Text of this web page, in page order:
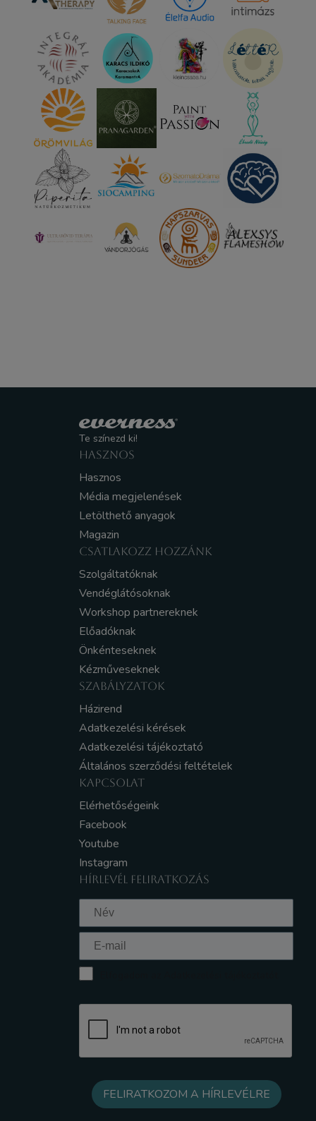
Te színezd ki!
HASZNOS
Hasznos
Média megjelenések
Letölthető anyagok
Magazin
CSATLAKOZZ HOZZÁNK
Szolgáltatóknak
Vendéglátósoknak
Workshop partnereknek
Előadóknak
Önkénteseknek
Kézműveseknek
SZABÁLYZATOK
Házirend
Adatkezelési kérések
Adatkezelési tájékoztató
Általános szerződési feltételek
KAPCSOLAT
Elérhetőségeink
Facebook
Youtube
Instagram
HÍRLEVÉL FELIRATKOZÁS